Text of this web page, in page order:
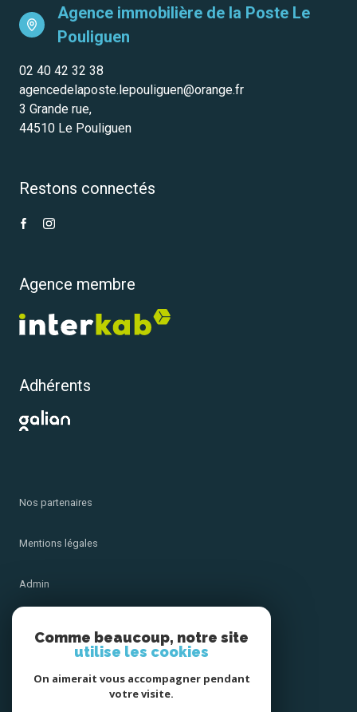
Agence immobilière de la Poste Le
Pouliguen
02 40 42 32 38
agencedelaposte.lepouliguen@orange.fr
3 Grande rue,
44510 Le Pouliguen
Restons connectés
Agence membre
Adhérents
Nos partenaires
Mentions légales
Admin
Comme beaucoup, notre site
utilise les cookies
On aimerait vous accompagner pendant
votre visite.